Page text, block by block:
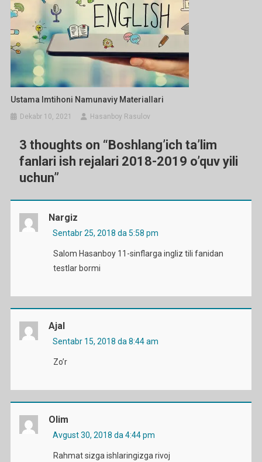
Ustama Imtihoni Namunaviy Materiallari
Dekabr 10, 2021 Hasanboy Rasulov
3 thoughts on “Boshlang’ich ta’lim
fanlari ish rejalari 2018-2019 o’quv yili
uchun”
Nargiz
Sentabr 25, 2018 da 5:58 pm
Salom Hasanboy 11-sinflarga ingliz tili fanidan
testlar bormi
Ajal
Sentabr 15, 2018 da 8:44 am
Zo’r
Olim
Avgust 30, 2018 da 4:44 pm
Rahmat sizga ishlaringizga rivoj